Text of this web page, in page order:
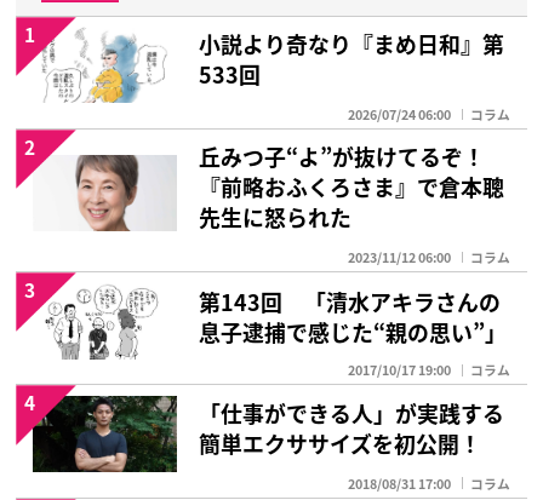
小説より奇なり『まめ日和』第
533回
2026/07/24 06:00 コラム
1
丘みつ子“よ”が抜けてるぞ！
『前略おふくろさま』で倉本聰
先生に怒られた
2023/11/12 06:00 コラム
2
第143回 「清水アキラさんの
息子逮捕で感じた“親の思い”」
2017/10/17 19:00 コラム
3
「仕事ができる人」が実践する
簡単エクササイズを初公開！
2018/08/31 17:00 コラム
4